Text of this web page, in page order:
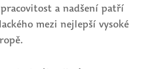
a nadšení patří
mezi nejlepší vysoké